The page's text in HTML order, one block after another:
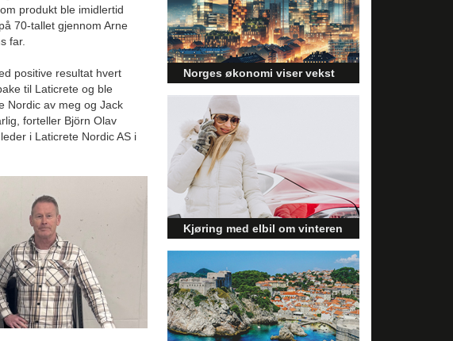
produkt ble imidlertid
70-tallet gjennom Arne
far.
positive resultat hvert
til Laticrete og ble
Nordic av meg og Jack
forteller Björn Olav
i Laticrete Nordic AS i
Norges økonomi viser vekst
og påvirker byggebransjen
Den norske økonomien har vist
jevn vekst de siste tre kvartalene,
noe som skaper optimisme på
tvers av ulike sektorer.
Byggebransjen er spesielt godt
posisjonert til å dra nytte av denne
økonomiske oppgangen.
Kjøring med elbil om vinteren
– hvordan få bedre
rekkevidde?
Elbiler (EV) representerer
fremtiden for transport, men deres
effektivitet under utfordrende
vinterforhold kan være en